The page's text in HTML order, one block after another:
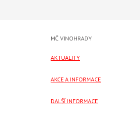
MČ VINOHRADY
AKTUALITY
AKCE A INFORMACE
DALŠÍ INFORMACE